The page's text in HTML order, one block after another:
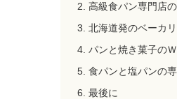
高級食パン専門店
北海道発のベーカ
パンと焼き菓子の
食パンと塩パンの
最後に